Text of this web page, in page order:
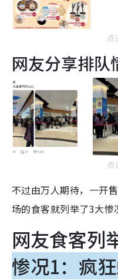
点
网友分享排队
点
不过由万人期待，一开
场的食客就列举了3大惨
网友食客列
惨况1：疯